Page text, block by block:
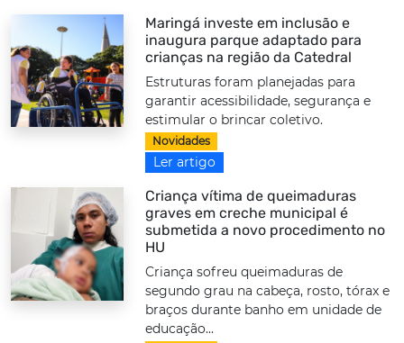
Maringá investe em inclusão e
inaugura parque adaptado para
crianças na região da Catedral
Estruturas foram planejadas para
garantir acessibilidade, segurança e
estimular o brincar coletivo.
Novidades
Ler artigo
Criança vítima de queimaduras
graves em creche municipal é
submetida a novo procedimento no
HU
Criança sofreu queimaduras de
segundo grau na cabeça, rosto, tórax e
braços durante banho em unidade de
educação...